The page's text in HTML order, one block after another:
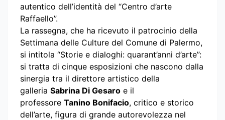
autentico dell’identità del “Centro d’arte
Raffaello”.
La rassegna, che ha ricevuto il patrocinio della
Settimana delle Culture del Comune di Palermo,
si intitola “Storie e dialoghi: quarant’anni d’arte”:
si tratta di cinque esposizioni che nascono dalla
sinergia tra il direttore artistico della
galleria Sabrina Di Gesaro e il
professore Tanino Bonifacio, critico e storico
dell’arte, figura di grande autorevolezza nel